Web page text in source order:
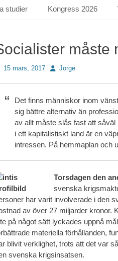
studier Kongress 2026
måste
15 mars, 2017 Författare
Jorge
Det finns människor inom
sig bättre alternativ än
av allt måste slås fast att
i ett kapitalistiskt land är en
intressen. På hemmaplan och
Torsdagen den
svenska
har varit involverade i den
av över 27 miljarder kronor.
på något sätt lyckades uppnå
materiella förhållanden,
blivit verklighet, trots att det var
svenska krigsinsatsen.